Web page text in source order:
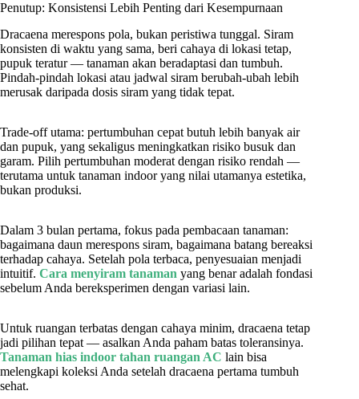
Penutup: Konsistensi Lebih Penting dari Kesempurnaan
Dracaena merespons pola, bukan peristiwa tunggal. Siram
konsisten di waktu yang sama, beri cahaya di lokasi tetap,
pupuk teratur — tanaman akan beradaptasi dan tumbuh.
Pindah-pindah lokasi atau jadwal siram berubah-ubah lebih
merusak daripada dosis siram yang tidak tepat.
Trade-off utama: pertumbuhan cepat butuh lebih banyak air
dan pupuk, yang sekaligus meningkatkan risiko busuk dan
garam. Pilih pertumbuhan moderat dengan risiko rendah —
terutama untuk tanaman indoor yang nilai utamanya estetika,
bukan produksi.
Dalam 3 bulan pertama, fokus pada pembacaan tanaman:
bagaimana daun merespons siram, bagaimana batang bereaksi
terhadap cahaya. Setelah pola terbaca, penyesuaian menjadi
intuitif. Cara menyiram tanaman yang benar adalah fondasi
sebelum Anda bereksperimen dengan variasi lain.
Untuk ruangan terbatas dengan cahaya minim, dracaena tetap
jadi pilihan tepat — asalkan Anda paham batas toleransinya.
Tanaman hias indoor tahan ruangan AC lain bisa
melengkapi koleksi Anda setelah dracaena pertama tumbuh
sehat.